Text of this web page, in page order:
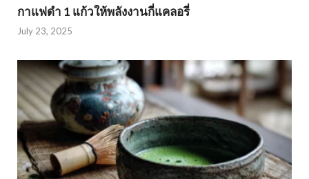
กาแฟดำ 1 แก้วให้พลังงานกี่แคลอรี่
July 23, 2025